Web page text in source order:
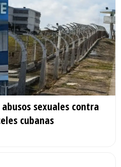
sexuales contra
cubanas